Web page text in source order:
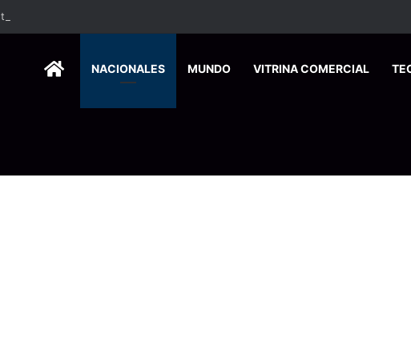
#29 elevará el riesgo de inundaciones y deslizamientos este miércoles
HOMENACIONALES MUNDO VITRINA COMERCIAL